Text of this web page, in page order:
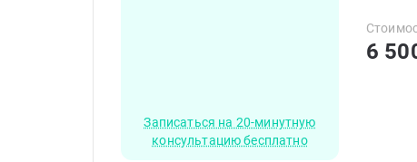
Записаться на 20-минутную
консультацию бесплатно
6